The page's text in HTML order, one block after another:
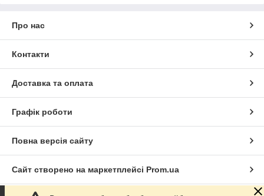
Про нас
Контакти
Доставка та оплата
Графік роботи
Повна версія сайту
Сайт створено на маркетплейсі Prom.ua